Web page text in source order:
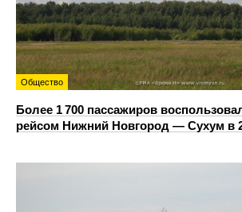
Общество
Более 1 700 пассажиров
рейсом Нижний Новгород — Сухум в